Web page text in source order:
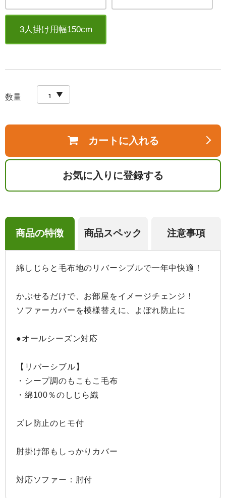
3人掛け用幅150cm
数量
カートに入れる
お気に入りに登録する
商品の特徴 商品スペック 注意事項
綿しじらと毛布地のリバーシブルで一年中快適！
かぶせるだけで、お部屋をイメージチェンジ！
ソファーカバーを模様替えに、よぼれ防止に
●オールシーズン対応
【リバーシブル】
・シープ調のもこもこ毛布
・綿100％のしじら織
ズレ防止のヒモ付
肘掛け部もしっかりカバー
対応ソファー：肘付